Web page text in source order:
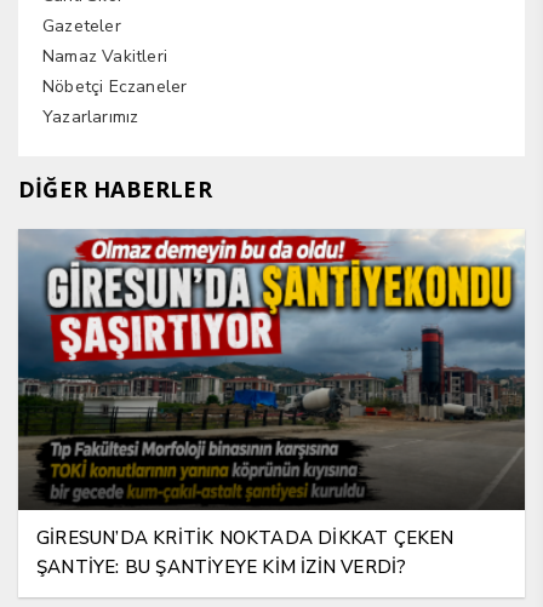
Gazeteler
Namaz Vakitleri
Nöbetçi Eczaneler
Yazarlarımız
DİĞER HABERLER
GİRESUN’DA KRİTİK NOKTADA DİKKAT ÇEKEN
ŞANTİYE: BU ŞANTİYEYE KİM İZİN VERDİ?